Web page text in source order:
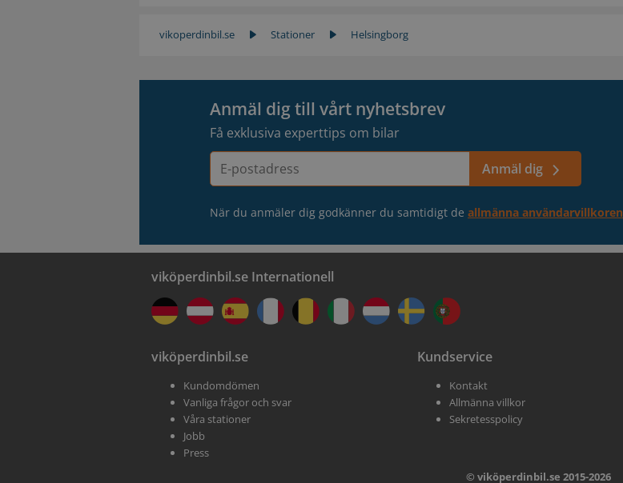
vikoperdinbil.se Stationer Helsingborg
Anmäl dig till vårt nyhetsbrev
Få exklusiva experttips om bilar
E-
postadress
Anmäl dig
När du anmäler dig godkänner du samtidigt de allmänna användarvillkoren
viköperdinbil.se Internationell
viköperdinbil.se
Kundomdömen
Vanliga frågor och svar
Våra stationer
Jobb
Press
Kundservice
Kontakt
Allmänna villkor
Sekretesspolicy
© viköperdinbil.se 2015-2026